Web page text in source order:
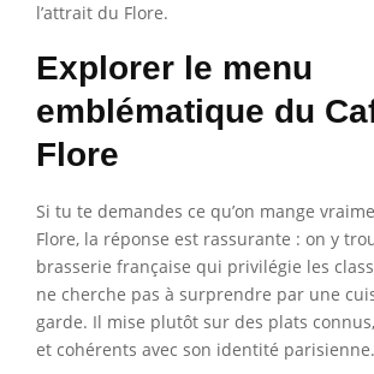
l’attrait du Flore.
Explorer le menu
emblématique du
Flore
Si tu te demandes ce qu’on mange
Flore, la réponse est rassurante : on y
brasserie française qui privilégie les
ne cherche pas à surprendre par une
garde. Il mise plutôt sur des plats
et cohérents avec son identité parisienne.